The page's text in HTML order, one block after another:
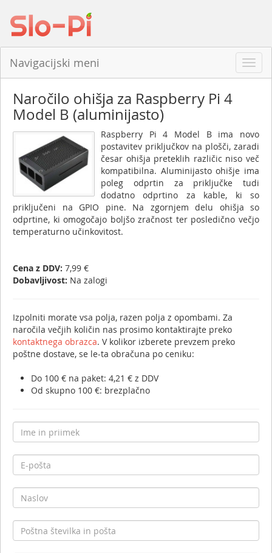
Odpri
Navigacijski meni
Naročilo ohišja za Raspberry Pi 4
Model B (aluminijasto)
Raspberry Pi 4 Model B ima novo
postavitev priključkov na plošči, zaradi
česar ohišja preteklih različic niso več
kompatibilna. Aluminijasto ohišje ima
poleg odprtin za priključke tudi
dodatno odprtino za kable, ki so
priključeni na GPIO pine. Na zgornjem delu ohišja so
odprtine, ki omogočajo boljšo zračnost ter posledično večjo
temperaturno učinkovitost.
Cena z DDV: 7,99 €
Dobavljivost: Na zalogi
Izpolniti morate vsa polja, razen polja z opombami. Za
naročila večjih količin nas prosimo kontaktirajte preko
kontaktnega obrazca. V kolikor izberete prevzem preko
poštne dostave, se le-ta obračuna po ceniku:
Do 100 € na paket: 4,21 € z DDV
Od skupno 100 €: brezplačno